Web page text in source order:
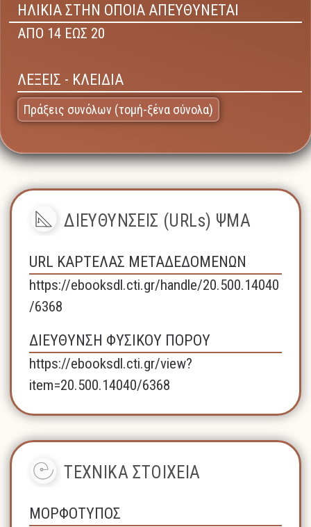
ΗΛΙΚΙΑ ΣΤΗΝ ΟΠΟΙΑ ΑΠΕΥΘΥΝΕΤΑΙ
ΑΠΟ 14 ΕΩΣ 20
ΛΕΞΕΙΣ - ΚΛΕΙΔΙΑ
Πράξεις συνόλων (τομή-ξένα σύνολα)
ΔΙΕΥΘΥΝΣΕΙΣ (URLs) ΨΜΑ
URL ΚΑΡΤΕΛΑΣ ΜΕΤΑΔΕΔΟΜΕΝΩΝ
https://ebooksdl.cti.gr/handle/20.500.14040
/6368
ΔΙΕΥΘΥΝΣΗ ΦΥΣΙΚΟΥ ΠΟΡΟΥ
https://ebooksdl.cti.gr/view?
item=20.500.14040/6368
ΤΕΧΝΙΚΑ ΣΤΟΙΧΕΙΑ
ΜΟΡΦΟΤΥΠΟΣ